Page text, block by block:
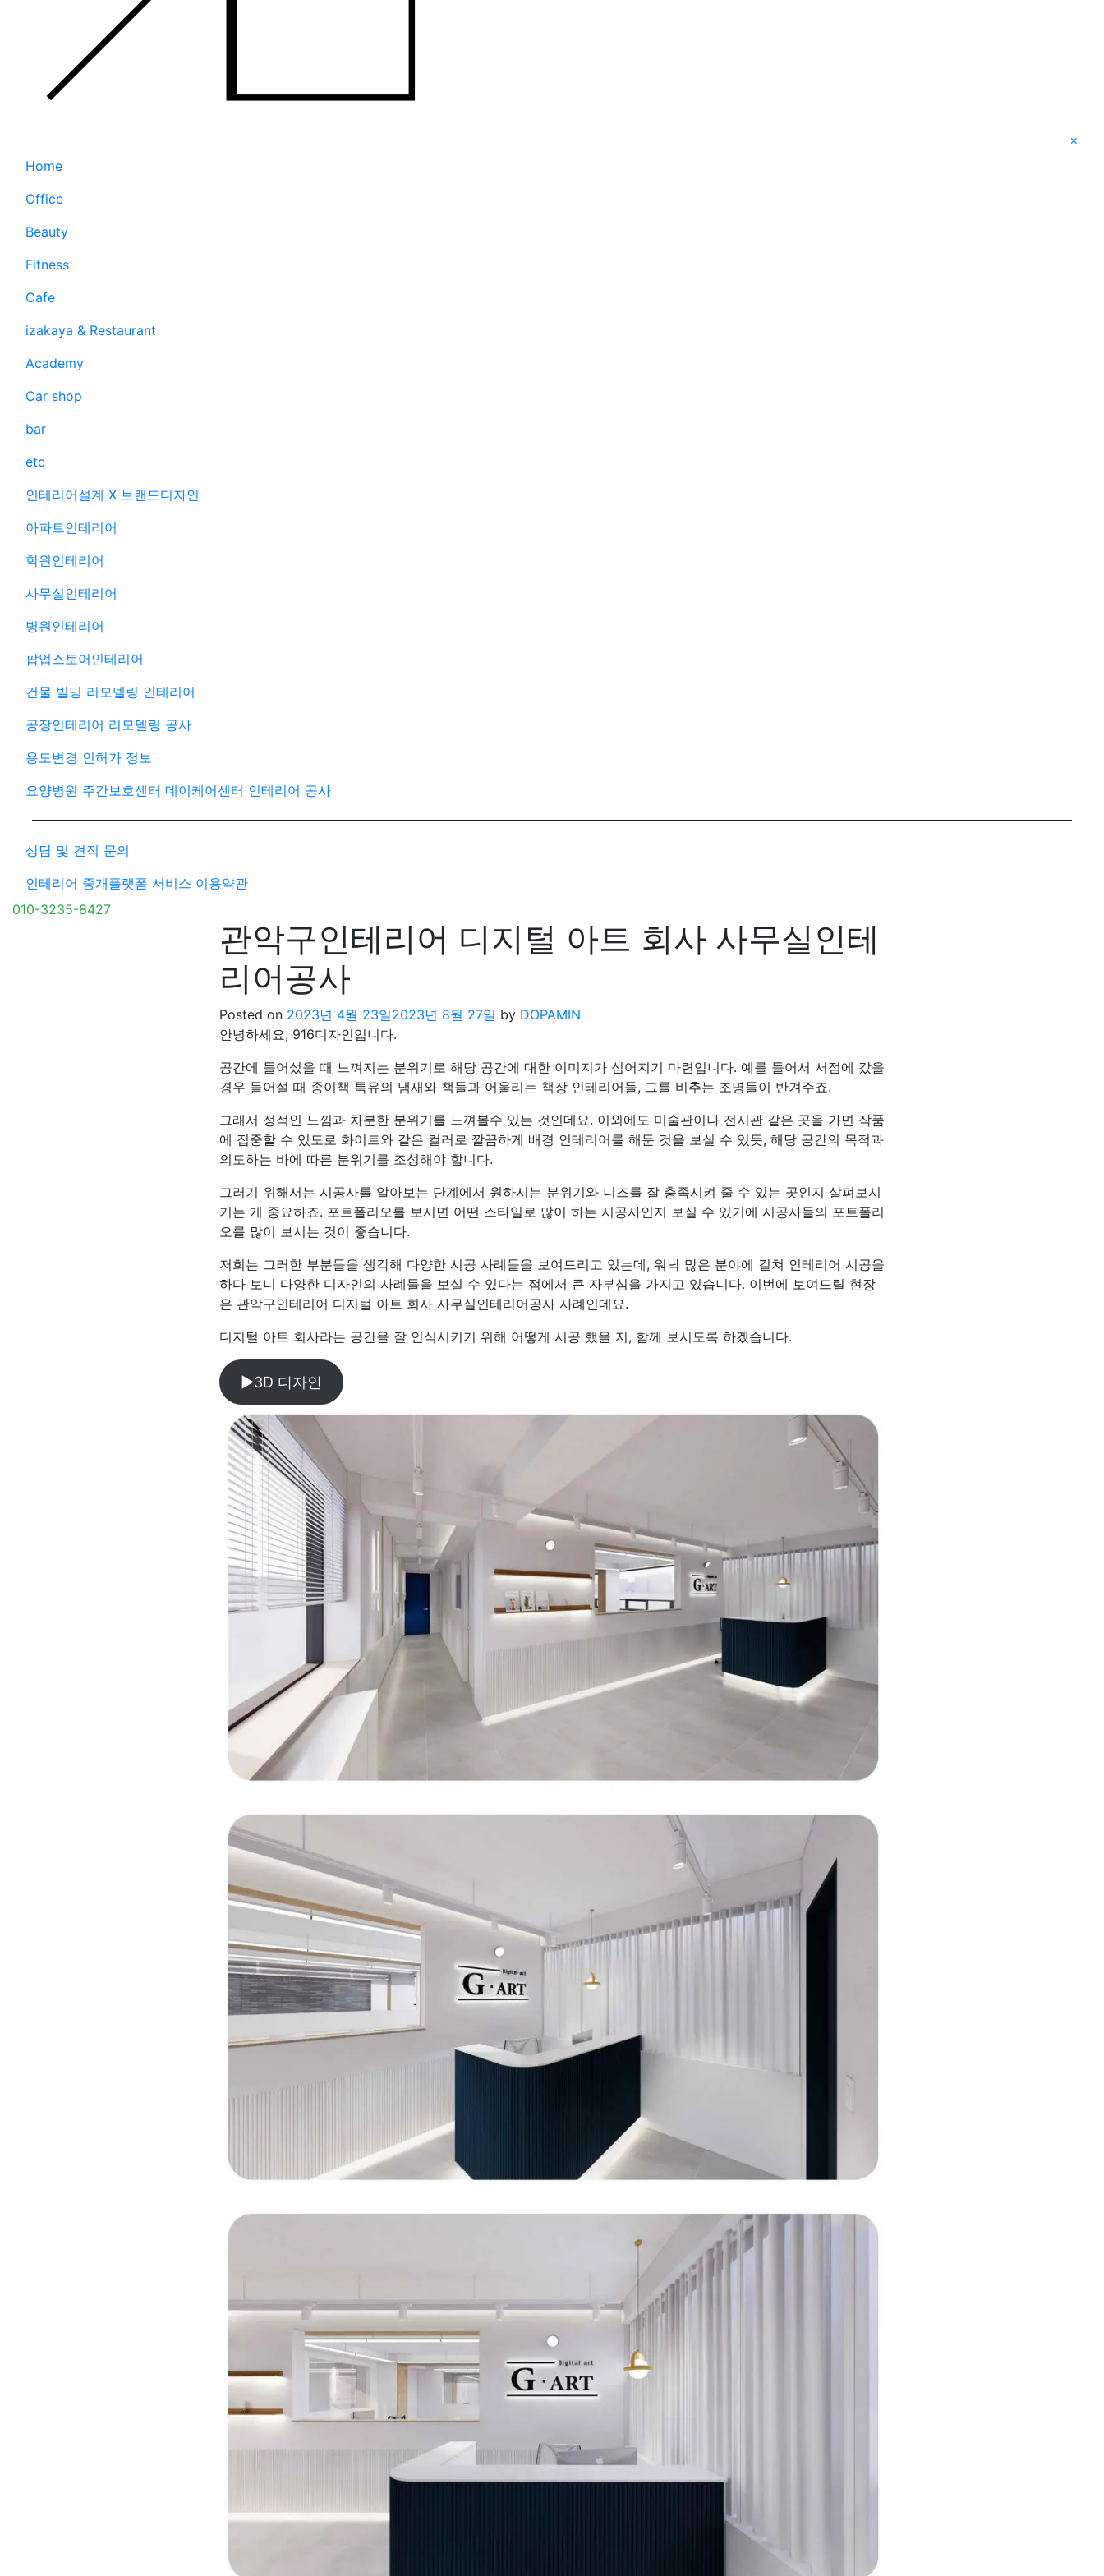
×
Home
Office
Beauty
Fitness
Cafe
izakaya & Restaurant
Academy
Car shop
bar
etc
인테리어설계 X 브랜드디자인
아파트인테리어
학원인테리어
사무실인테리어
병원인테리어
팝업스토어인테리어
건물 빌딩 리모델링 인테리어
공장인테리어 리모델링 공사
용도변경 인허가 정보
요양병원 주간보호센터 데이케어센터 인테리어 공사
상담 및 견적 문의
인테리어 중개플랫폼 서비스 이용약관
010-3235-8427
관악구인테리어 디지털 아트 회사 사무실인테
리어공사
Posted on 2023년 4월 23일2023년 8월 27일 by DOPAMIN
안녕하세요, 916디자인입니다.
공간에 들어섰을 때 느껴지는 분위기로 해당 공간에 대한 이미지가 심어지기 마련입니다. 예를 들어서 서점에 갔을
경우 들어설 때 종이책 특유의 냄새와 책들과 어울리는 책장 인테리어들, 그를 비추는 조명들이 반겨주죠.
그래서 정적인 느낌과 차분한 분위기를 느껴볼수 있는 것인데요. 이외에도 미술관이나 전시관 같은 곳을 가면 작품
에 집중할 수 있도로 화이트와 같은 컬러로 깔끔하게 배경 인테리어를 해둔 것을 보실 수 있듯, 해당 공간의 목적과
의도하는 바에 따른 분위기를 조성해야 합니다.
그러기 위해서는 시공사를 알아보는 단계에서 원하시는 분위기와 니즈를 잘 충족시켜 줄 수 있는 곳인지 살펴보시
기는 게 중요하죠. 포트폴리오를 보시면 어떤 스타일로 많이 하는 시공사인지 보실 수 있기에 시공사들의 포트폴리
오를 많이 보시는 것이 좋습니다.
저희는 그러한 부분들을 생각해 다양한 시공 사례들을 보여드리고 있는데, 워낙 많은 분야에 걸쳐 인테리어 시공을
하다 보니 다양한 디자인의 사례들을 보실 수 있다는 점에서 큰 자부심을 가지고 있습니다. 이번에 보여드릴 현장
은 관악구인테리어 디지털 아트 회사 사무실인테리어공사 사례인데요.
디지털 아트 회사라는 공간을 잘 인식시키기 위해 어떻게 시공 했을 지, 함께 보시도록 하겠습니다.
▶3D 디자인